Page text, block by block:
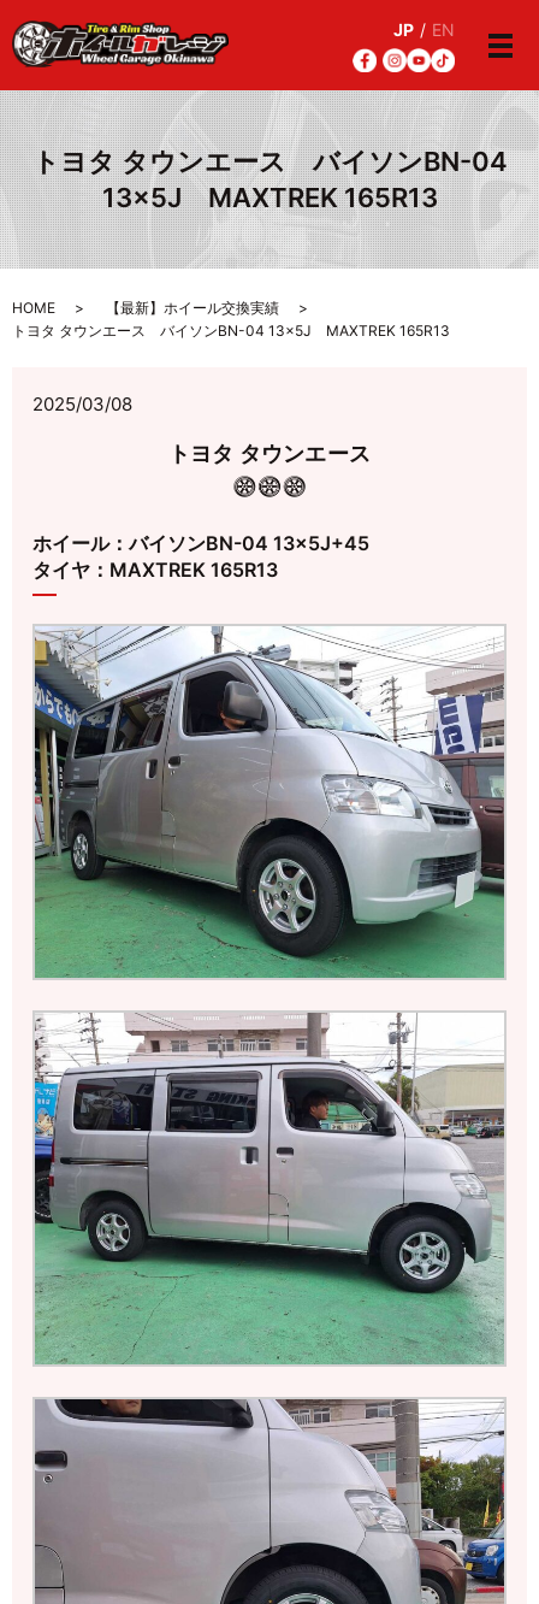
JP / EN
メ
トヨタ タウンエース バイソンBN-04
13×5J MAXTREK 165R13
HOME
【最新】ホイール交換実績
トヨタ タウンエース バイソンBN-04 13×5J MAXTREK 165R13
2025/03/08
トヨタ タウンエース
ホイール：バイソンBN-04 13×5J+45
タイヤ：MAXTREK 165R13